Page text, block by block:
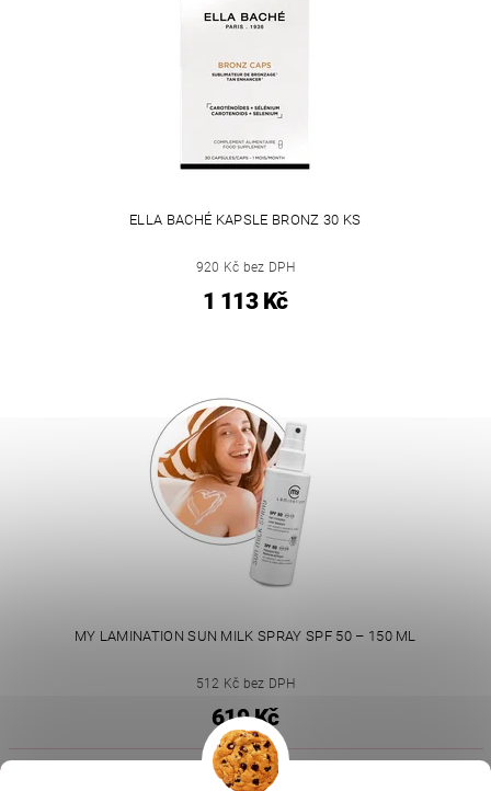
ELLA BACHÉ KAPSLE BRONZ 30 KS
920 Kč bez DPH
1 113 Kč
MY LAMINATION SUN MILK SPRAY SPF 50 – 150 ML
512 Kč bez DPH
619 Kč